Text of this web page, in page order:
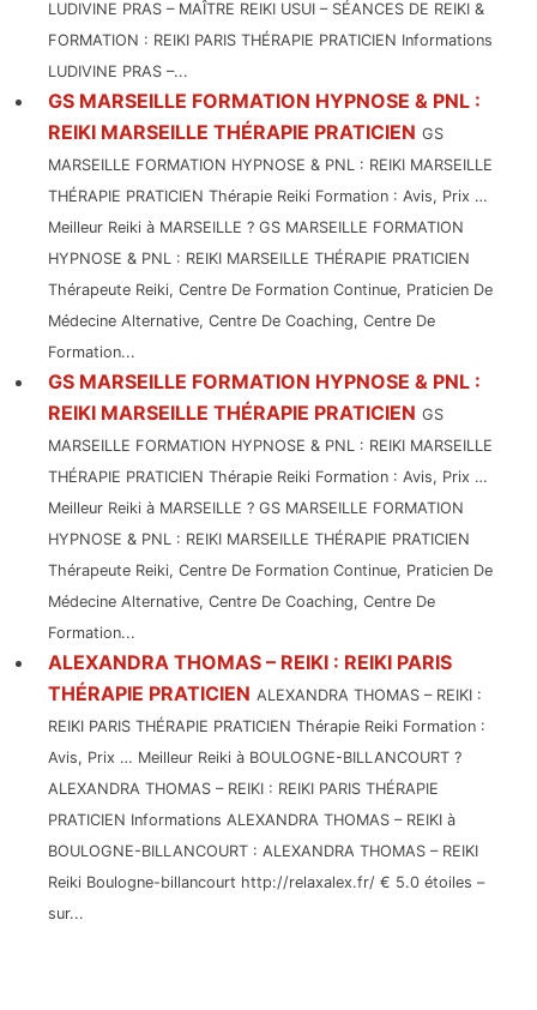
LUDIVINE PRAS – MAÎTRE REIKI USUI – SÉANCES DE REIKI &
FORMATION : REIKI PARIS THÉRAPIE PRATICIEN Informations
LUDIVINE PRAS –...
GS MARSEILLE FORMATION HYPNOSE & PNL :
REIKI MARSEILLE THÉRAPIE PRATICIEN GS
MARSEILLE FORMATION HYPNOSE & PNL : REIKI MARSEILLE
THÉRAPIE PRATICIEN Thérapie Reiki Formation : Avis, Prix …
Meilleur Reiki à MARSEILLE ? GS MARSEILLE FORMATION
HYPNOSE & PNL : REIKI MARSEILLE THÉRAPIE PRATICIEN
Thérapeute Reiki, Centre De Formation Continue, Praticien De
Médecine Alternative, Centre De Coaching, Centre De
Formation...
GS MARSEILLE FORMATION HYPNOSE & PNL :
REIKI MARSEILLE THÉRAPIE PRATICIEN GS
MARSEILLE FORMATION HYPNOSE & PNL : REIKI MARSEILLE
THÉRAPIE PRATICIEN Thérapie Reiki Formation : Avis, Prix …
Meilleur Reiki à MARSEILLE ? GS MARSEILLE FORMATION
HYPNOSE & PNL : REIKI MARSEILLE THÉRAPIE PRATICIEN
Thérapeute Reiki, Centre De Formation Continue, Praticien De
Médecine Alternative, Centre De Coaching, Centre De
Formation...
ALEXANDRA THOMAS – REIKI : REIKI PARIS
THÉRAPIE PRATICIEN ALEXANDRA THOMAS – REIKI :
REIKI PARIS THÉRAPIE PRATICIEN Thérapie Reiki Formation :
Avis, Prix … Meilleur Reiki à BOULOGNE-BILLANCOURT ?
ALEXANDRA THOMAS – REIKI : REIKI PARIS THÉRAPIE
PRATICIEN Informations ALEXANDRA THOMAS – REIKI à
BOULOGNE-BILLANCOURT : ALEXANDRA THOMAS – REIKI
Reiki Boulogne-billancourt http://relaxalex.fr/ € 5.0 étoiles –
sur...